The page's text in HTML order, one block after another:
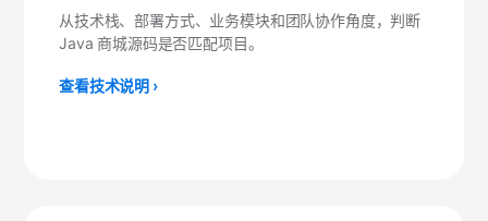
从技术栈、部署方式、业务模块和团队协作角度，判断
Java 商城源码是否匹配项目。
查看技术说明 ›